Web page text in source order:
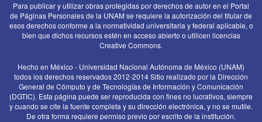
Para publicar y utilizar obras protegidas por derechos de autor en el Portal
de Páginas Personales de la UNAM se requiere la autorización del titular de
esos derechos conforme a la normatividad universitaria y federal aplicable, o
bien que dichos recursos estén en acceso abierto o utilicen licencias
Creative Commons.
Hecho en México - Universidad Nacional Autónoma de México (UNAM)
todos los derechos reservados 2012-2014 Sitio realizado por la Dirección
General de Cómputo y de Tecnologías de Información y Comunicación
(DGTIC). Esta página puede ser reproducida con fines no lucrativos, siempre
y cuando se cite la fuente completa y su dirección electrónica, y no se mutile.
De otra forma requiere permiso previo por escrito de la institución.